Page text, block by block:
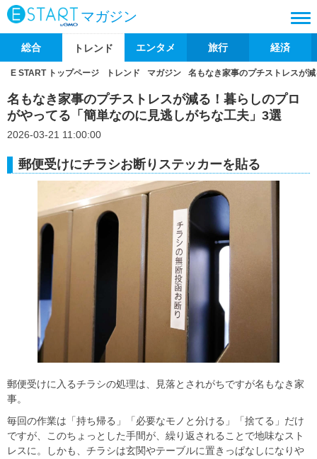
マガジン
総合 トレンド エンタメ 旅行 経済
E START トップページ トレンド マガジン 名もなき家事のプチストレスが
名もなき家事のプチストレスが減る！暮らしのプロ
がやってる「簡単なのに見逃しがちな工夫」3選
2026-03-21 11:00:00
郵便受けにチラシお断りステッカーを貼る
郵便受けに入るチラシの処理は、見落とされがちですが名もなき家
事。
毎回の作業は「持ち帰る」「必要なモノと分ける」「捨てる」だけ
ですが、このちょっとした手間が、繰り返されることで地味なスト
レスに。しかも、チラシは玄関やテーブルに置きっぱなしになりや